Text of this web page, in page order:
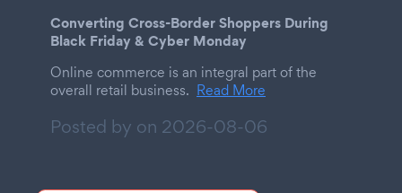
Converting Cross-Border Shoppers During
Black Friday & Cyber Monday
Online commerce is an integral part of the
overall retail business. Read More
Posted by on 2026-08-06